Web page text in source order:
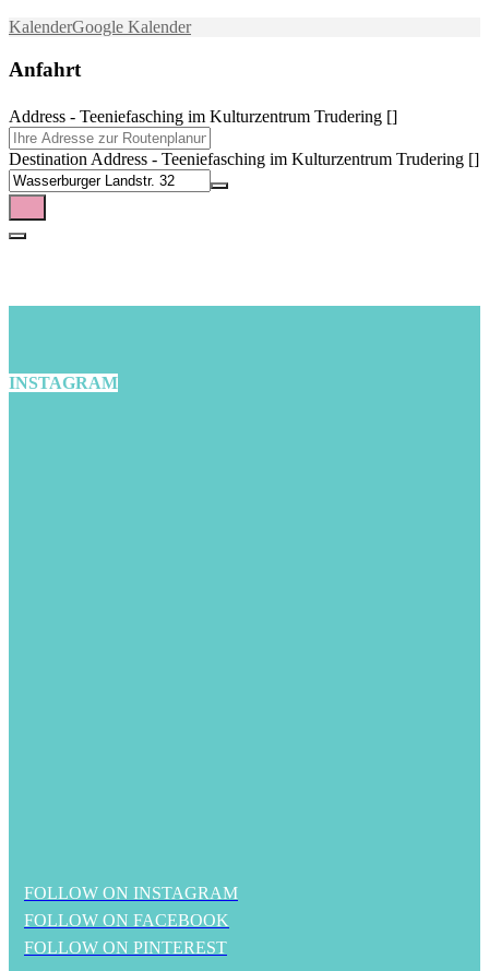
KalenderGoogle Kalender
Anfahrt
Address - Teeniefasching im Kulturzentrum Trudering []
Destination Address - Teeniefasching im Kulturzentrum Trudering []
INSTAGRAM
FOLLOW ON INSTAGRAM
FOLLOW ON FACEBOOK
FOLLOW ON PINTEREST